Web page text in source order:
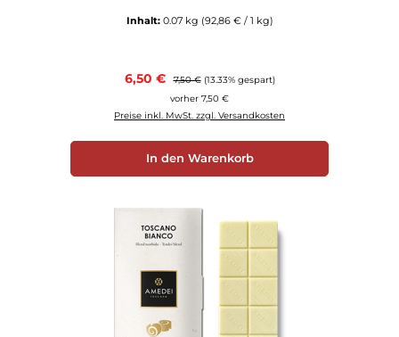
Inhalt: 0.07 kg (92,86 € / 1 kg)
Verkaufspreis:
6,50 € Regulärer Preis:
7,50 € (13.33% gespart)
vorher 7,50 €
Preise inkl. MwSt. zzgl. Versandkosten
In den Warenkorb